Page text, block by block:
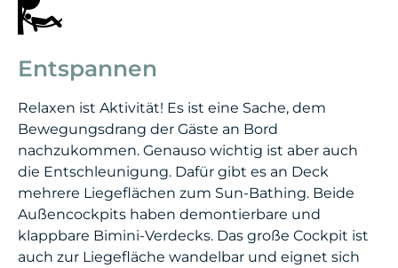
Entspannen
Relaxen ist Aktivität! Es ist eine Sache, dem
Bewegungsdrang der Gäste an Bord
nachzukommen. Genauso wichtig ist aber auch
die Entschleunigung. Dafür gibt es an Deck
mehrere Liegeflächen zum Sun-Bathing. Beide
Außencockpits haben demontierbare und
klappbare Bimini-Verdecks. Das große Cockpit ist
auch zur Liegefläche wandelbar und eignet sich